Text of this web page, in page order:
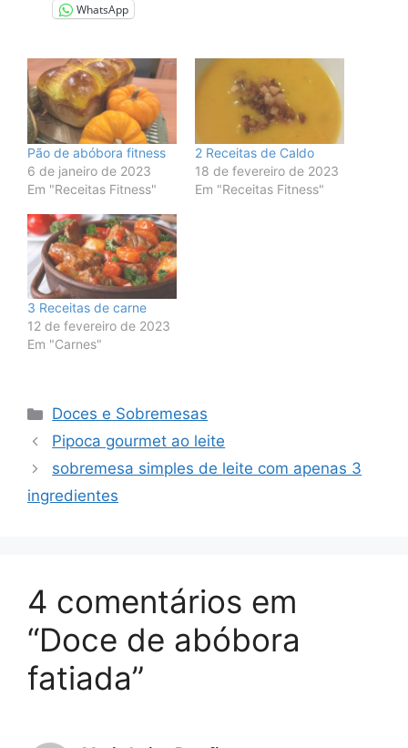
WhatsApp
Pão de abóbora fitness
6 de janeiro de 2023
Em "Receitas Fitness"
2 Receitas de Caldo
18 de fevereiro de 2023
Em "Receitas Fitness"
3 Receitas de carne
12 de fevereiro de 2023
Em "Carnes"
Categorias
Doces e Sobremesas
Pipoca gourmet ao leite
sobremesa simples de leite com apenas 3
ingredientes
4 comentários em
“Doce de abóbora
fatiada”